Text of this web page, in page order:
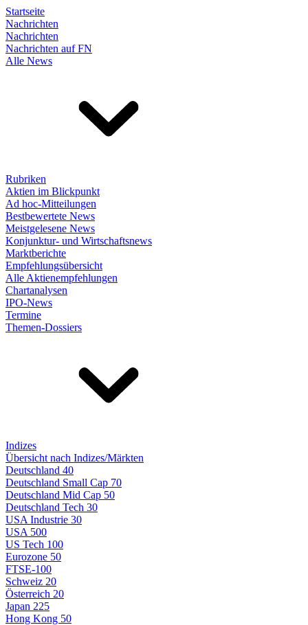
Startseite
Nachrichten
Nachrichten
Nachrichten auf FN
Alle News
Rubriken
Aktien im Blickpunkt
Ad hoc-Mitteilungen
Bestbewertete News
Meistgelesene News
Konjunktur- und Wirtschaftsnews
Marktberichte
Empfehlungsübersicht
Alle Aktienempfehlungen
Chartanalysen
IPO-News
Termine
Themen-Dossiers
Indizes
Übersicht nach Indizes/Märkten
Deutschland 40
Deutschland Small Cap 70
Deutschland Mid Cap 50
Deutschland Tech 30
USA Industrie 30
USA 500
US Tech 100
Eurozone 50
FTSE-100
Schweiz 20
Österreich 20
Japan 225
Hong Kong 50